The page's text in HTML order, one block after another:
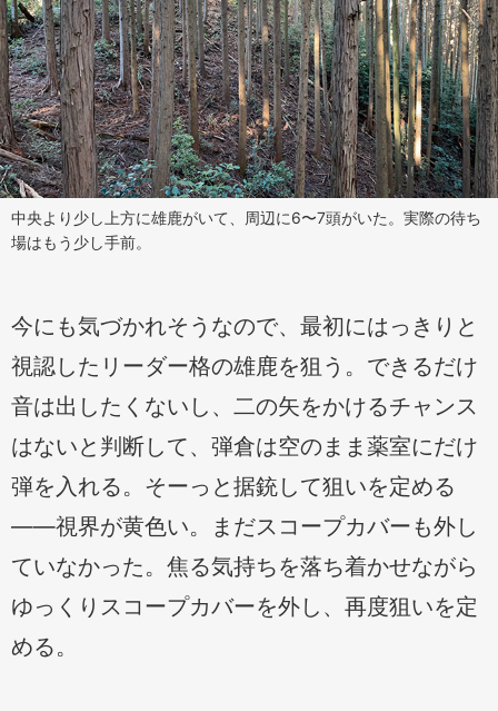
中央より少し上方に雄鹿がいて、周辺に6〜7頭がいた。実際の待ち
場はもう少し手前。
今にも気づかれそうなので、最初にはっきりと
視認したリーダー格の雄鹿を狙う。できるだけ
音は出したくないし、二の矢をかけるチャンス
はないと判断して、弾倉は空のまま薬室にだけ
弾を入れる。そーっと据銃して狙いを定める
——視界が黄色い。まだスコープカバーも外し
ていなかった。焦る気持ちを落ち着かせながら
ゆっくりスコープカバーを外し、再度狙いを定
める。